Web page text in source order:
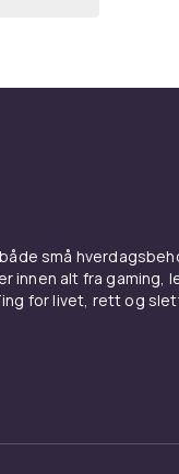
små
innen alt fra gaming,
for livet, rett og